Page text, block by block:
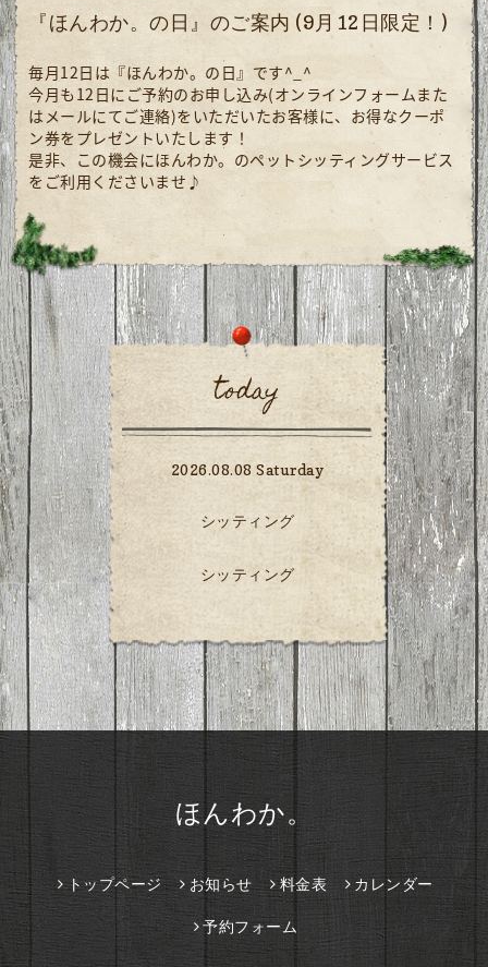
『ほんわか。の日』のご案内 (9月12日限定！)
毎月12日は『ほんわか。の日』です^_^
今月も12日にご予約のお申し込み(オンラインフォームまた
はメールにてご連絡)をいただいたお客様に、 お得なクーポ
ン券をプレゼントいたします！
是非、この機会にほんわか。のペットシッティングサービス
をご利用くださいませ♪
today
2026.08.08 Saturday
シッティング
シッティング
ほんわか。
トップページ お知らせ 料金表 カレンダー
予約フォーム